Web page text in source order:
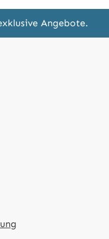
Angebote.